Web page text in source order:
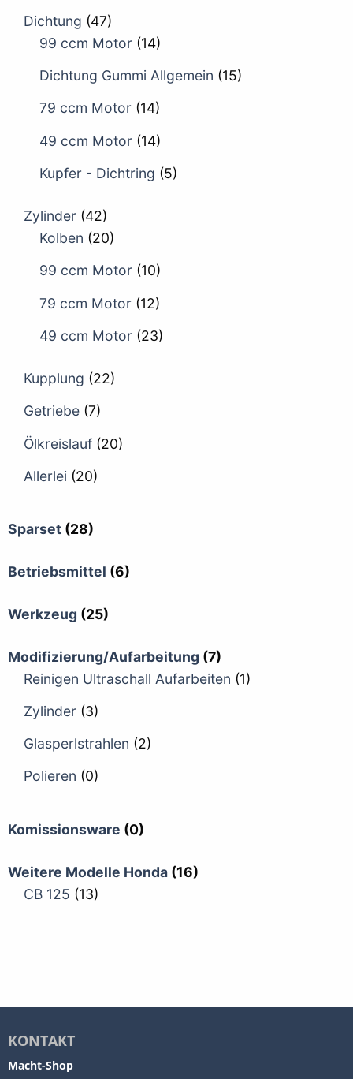
Dichtung (47)
99 ccm Motor (14)
Dichtung Gummi Allgemein (15)
79 ccm Motor (14)
49 ccm Motor (14)
Kupfer - Dichtring (5)
Zylinder (42)
Kolben (20)
99 ccm Motor (10)
79 ccm Motor (12)
49 ccm Motor (23)
Kupplung (22)
Getriebe (7)
Ölkreislauf (20)
Allerlei (20)
Sparset (28)
Betriebsmittel (6)
Werkzeug (25)
Modifizierung/Aufarbeitung (7)
Reinigen Ultraschall Aufarbeiten (1)
Zylinder (3)
Glasperlstrahlen (2)
Polieren (0)
Komissionsware (0)
Weitere Modelle Honda (16)
CB 125 (13)
KONTAKT
Macht-Shop